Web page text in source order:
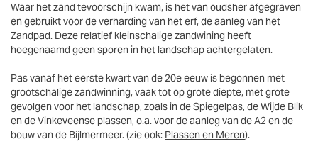
Waar het zand tevoorschijn kwam, is het van oudsher afgegraven
en gebruikt voor de verharding van het erf, de aanleg van het
Zandpad. Deze relatief kleinschalige zandwining heeft
hoegenaamd geen sporen in het landschap achtergelaten.
Pas vanaf het eerste kwart van de 20e eeuw is begonnen met
grootschalige zandwinning, vaak tot op grote diepte, met grote
gevolgen voor het landschap, zoals in de Spiegelpas, de Wijde Blik
en de Vinkeveense plassen, o.a. voor de aanleg van de A2 en de
bouw van de Bijlmermeer. (zie ook: Plassen en Meren).